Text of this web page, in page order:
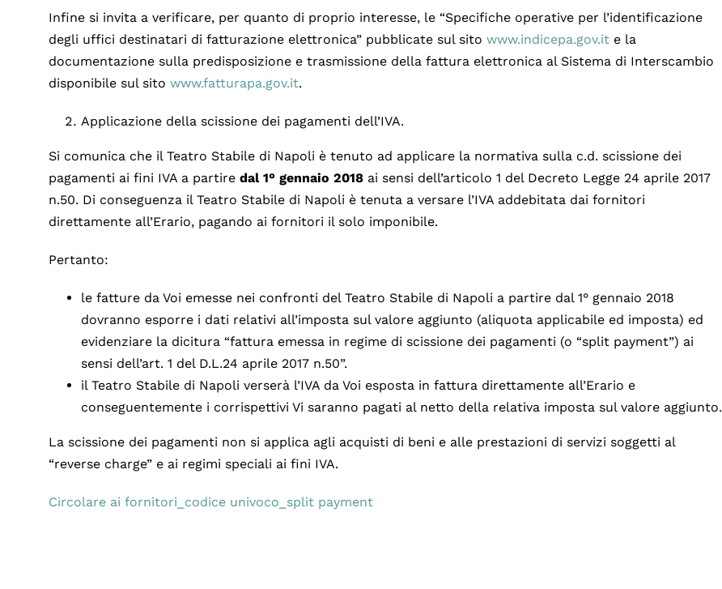
Infine si invita a verificare, per quanto di proprio interesse, le “Specifiche operative per l’identificazione
degli uffici destinatari di fatturazione elettronica” pubblicate sul sito www.indicepa.gov.ite la
documentazione sulla predisposizione e trasmissione della fattura elettronica al Sistema di Interscambio
disponibile sul sito www.fatturapa.gov.it.
Applicazione della scissione dei pagamenti dell’IVA.
Si comunica che il Teatro Stabile di Napoli è tenuto ad applicare la normativa sulla c.d. scissione dei
pagamenti ai fini IVA a partire dal 1° gennaio 2018ai sensi dell’articolo 1 del Decreto Legge 24 aprile 2017
n.50. Di conseguenza il Teatro Stabile di Napoli è tenuta a versare l’IVA addebitata dai fornitori
direttamente all’Erario, pagando ai fornitori il solo imponibile.
Pertanto:
le fatture da Voi emesse nei confronti del Teatro Stabile di Napoli a partire dal 1° gennaio 2018
dovranno esporre i dati relativi all’imposta sul valore aggiunto (aliquota applicabile ed imposta) ed
evidenziare la dicitura “fattura emessa in regime di scissione dei pagamenti (o “split payment”) ai
sensi dell’art. 1 del D.L.24 aprile 2017 n.50”.
il Teatro Stabile di Napoli verserà l’IVA da Voi esposta in fattura direttamente all’Erario e
conseguentemente i corrispettivi Vi saranno pagati al netto della relativa imposta sul valore aggiunto.
La scissione dei pagamenti non si applica agli acquisti di beni e alle prestazioni di servizi soggetti al
“reverse charge” e ai regimi speciali ai fini IVA.
Circolare ai fornitori_codice univoco_split payment